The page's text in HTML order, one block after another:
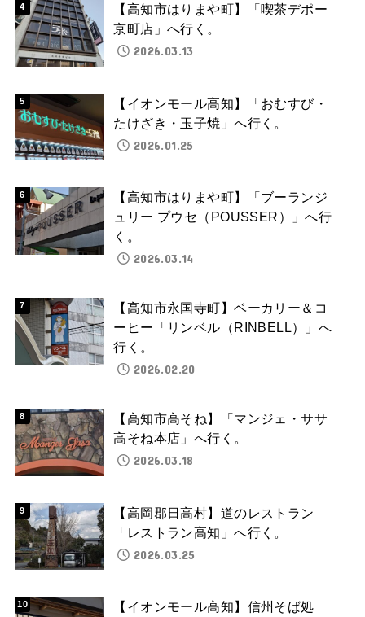
【高知市はりまや町】「喫茶デポー
京町店」へ行く。
2026.03.13
【イオンモール高知】「おむすび・
たけざき・玉子焼」へ行く。
2026.01.25
【高知市はりまや町】「ブーランジ
ュリー プウセ（POUSSER）」へ行
く。
2026.03.14
【高知市永国寺町】ベーカリー＆コ
ーヒー「リンベル（RINBELL）」へ
行く。
2026.02.20
【高知市高そね】「マンジェ・ササ
高そね本店」へ行く。
2026.03.18
【高岡郡日高村】道のレストラン
「レストラン高知」へ行く。
2026.03.25
【イオンモール高知】信州そば処